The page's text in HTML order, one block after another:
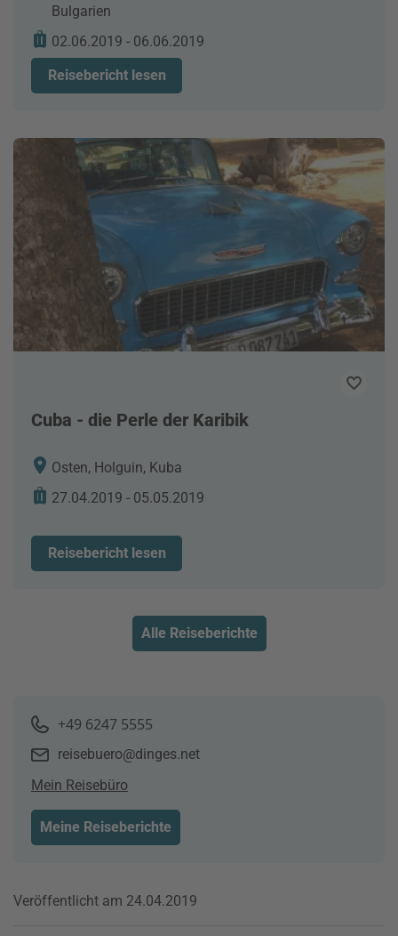
Bulgarien
02.06.2019 - 06.06.2019
Reisebericht lesen
Cuba - die Perle der Karibik
Osten, Holguin, Kuba
27.04.2019 - 05.05.2019
Reisebericht lesen
Alle Reiseberichte
+49 6247 5555
reisebuero@dinges.net
Mein Reisebüro
Meine Reiseberichte
Veröffentlicht am 24.04.2019